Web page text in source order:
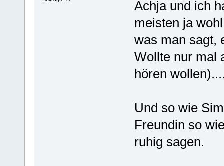
Achja und ich
meisten ja
was man sagt,
Wollte nur mal
hören
Und so wie
Freundin so
ruhig sagen.